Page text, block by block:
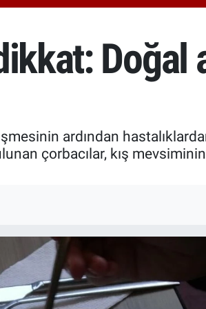
Doğal
ardından
çorbacılar, kış